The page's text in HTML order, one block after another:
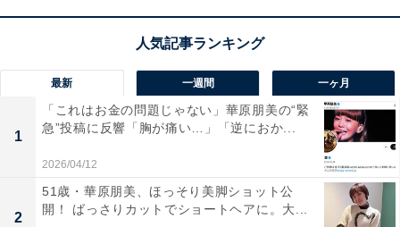
最新 一週間 一ヶ月
1
「これはお金の問題じゃない」華原朋美の“緊
急”投稿に反響「胸が痛い…」「逆におか...
2026/04/12
2
51歳・華原朋美、ほっそり美脚ショット公
開！ ばっさりカットでショートヘアに。大...